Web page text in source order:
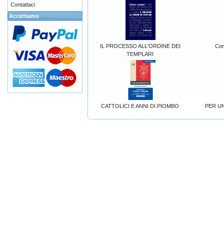
IL PROCESSO ALL'ORDINE DEI
TEMPLARI
CATTOLICI E ANNI DI PIOMBO PER
Contattaci
Accettiamo